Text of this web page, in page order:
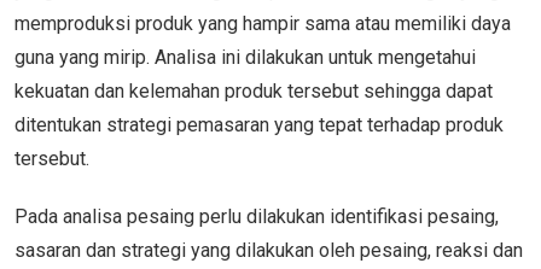
memproduksi produk yang hampir sama atau memiliki daya
guna yang mirip. Analisa ini dilakukan untuk mengetahui
kekuatan dan kelemahan produk tersebut sehingga dapat
ditentukan strategi pemasaran yang tepat terhadap produk
tersebut.
Pada analisa pesaing perlu dilakukan identifikasi pesaing,
sasaran dan strategi yang dilakukan oleh pesaing, reaksi dan